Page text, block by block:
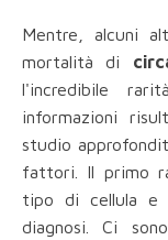
Mentre, alcuni
mortalità di
l'incredibile
informazioni
studio
fattori. Il primo
tipo di cellula e
diagnosi. Ci